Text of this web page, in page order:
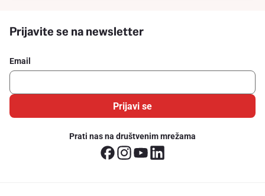
Prijavite se na newsletter
Email
Prijavi se
Prati nas na društvenim mrežama